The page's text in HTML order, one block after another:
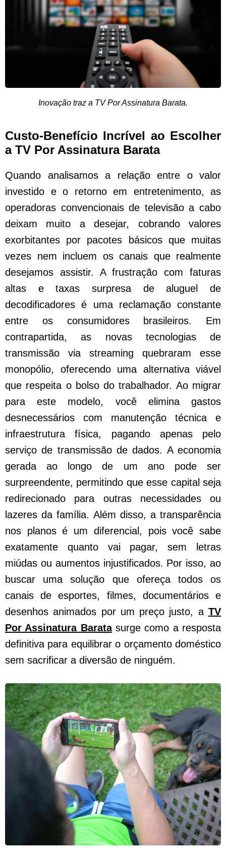
Inovação traz a TV Por Assinatura Barata.
Custo-Benefício Incrível ao Escolher
a TV Por Assinatura Barata
Quando analisamos a relação entre o valor
investido e o retorno em entretenimento, as
operadoras convencionais de televisão a cabo
deixam muito a desejar, cobrando valores
exorbitantes por pacotes básicos que muitas
vezes nem incluem os canais que realmente
desejamos assistir. A frustração com faturas
altas e taxas surpresa de aluguel de
decodificadores é uma reclamação constante
entre os consumidores brasileiros. Em
contrapartida, as novas tecnologias de
transmissão via streaming quebraram esse
monopólio, oferecendo uma alternativa viável
que respeita o bolso do trabalhador. Ao migrar
para este modelo, você elimina gastos
desnecessários com manutenção técnica e
infraestrutura física, pagando apenas pelo
serviço de transmissão de dados. A economia
gerada ao longo de um ano pode ser
surpreendente, permitindo que esse capital seja
redirecionado para outras necessidades ou
lazeres da família. Além disso, a transparência
nos planos é um diferencial, pois você sabe
exatamente quanto vai pagar, sem letras
miúdas ou aumentos injustificados. Por isso, ao
buscar uma solução que ofereça todos os
canais de esportes, filmes, documentários e
desenhos animados por um preço justo, a TV
Por Assinatura Baratasurge como a resposta
definitiva para equilibrar o orçamento doméstico
sem sacrificar a diversão de ninguém.